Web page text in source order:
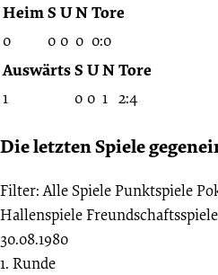
HeimS UNTore
0 0 0 0 0:0
AuswärtsS UNTore
1 0 0 1 2:4
Die letzten Spiele
Filter: Alle SpielePunktspiele
HallenspieleFreundschaftsspiele
30.08.1980
1. Runde